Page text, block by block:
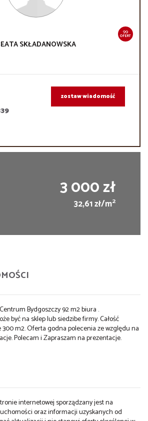
99
OFERT
SKŁADANOWSKA
zostaw wiadomość
3 000 zł
32,61 zł/m2
Bydgoszczy 92 m2 biura .
być na sklep lub siedzibe firmy. Całość
300 m2. Oferta godna polecenia ze względu na
Polecam i Zapraszam na prezentacje.
internetowej sporządzany jest na
oraz informacji uzyskanych od